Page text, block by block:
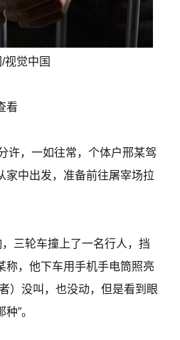
/视觉中国
看
许，一如往常，个体户邢某驾
家中出发，准备前往屠宰场拉
，三轮车撞上了一名行人，挡
称，他下车用手机手电筒照亮
）没叫，也没动，但是看到眼
”。